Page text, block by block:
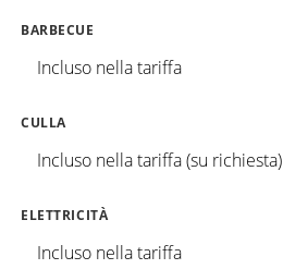
BARBECUE
Incluso nella tariffa
CULLA
Incluso nella tariffa (su richiesta)
ELETTRICITÀ
Incluso nella tariffa